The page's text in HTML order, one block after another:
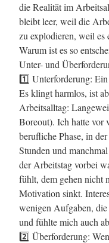
die Realität im
bleibt leer, weil die
zu explodieren, weil
Warum ist es so
Unter- und
1️⃣ Unterforderung:
Es klingt harmlos, ist
Arbeitsalltag:
Boreout). Ich hatte vor
berufliche Phase, in
Stunden und
der Arbeitstag vorbei
fühlt, dem gehen nicht
Motivation sinkt.
wenigen Aufgaben,
und fühlte mich auch
2️⃣ Überforderung: